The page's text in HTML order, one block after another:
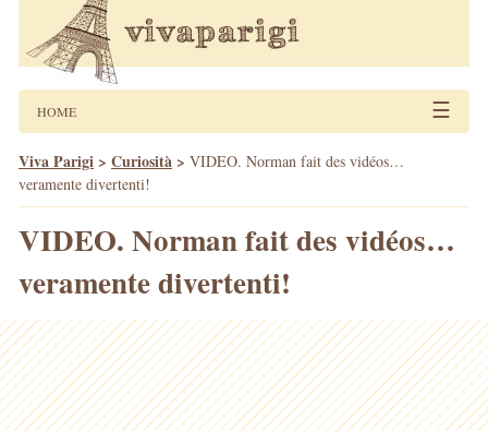
HOME ☰
Viva Parigi > Curiosità > VIDEO. Norman fait des vidéos…
veramente divertenti!
VIDEO. Norman fait des vidéos…
veramente divertenti!